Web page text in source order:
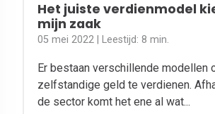
Het juiste verdienmodel
mijn zaak
05 mei 2022 | Leestijd: 8 min.
Er bestaan verschillende modellen
zelfstandige geld te verdienen.
de sector komt het ene al wat...